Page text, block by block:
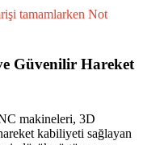
tamamlarken Not
Güvenilir Hareket
makineleri, 3D
kabiliyeti sağlayan